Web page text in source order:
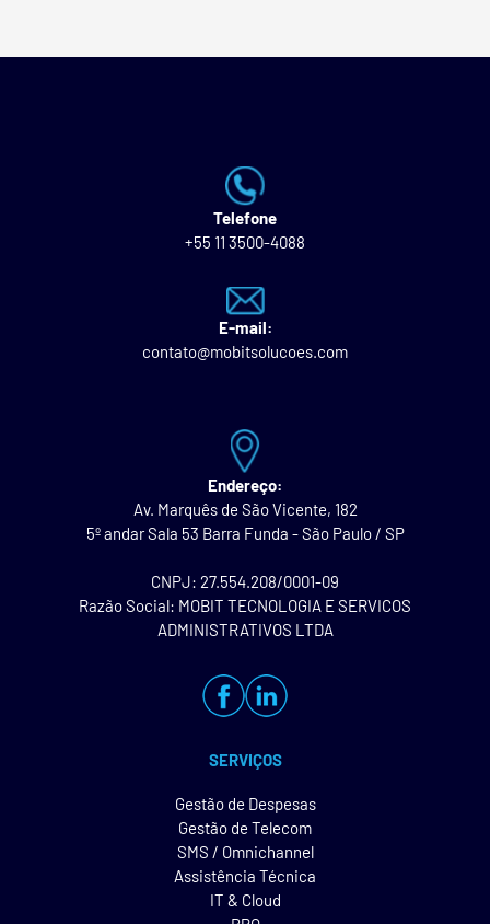
Telefone
+55 11 3500-4088
E-mail:
contato@mobitsolucoes.com
Endereço:
Av. Marquês de São Vicente, 182
5º andar Sala 53 Barra Funda - São Paulo / SP
CNPJ: 27.554.208/0001-09
Razão Social: MOBIT TECNOLOGIA E SERVICOS
ADMINISTRATIVOS LTDA
SERVIÇOS
Gestão de Despesas
Gestão de Telecom
SMS / Omnichannel
Assistência Técnica
IT & Cloud